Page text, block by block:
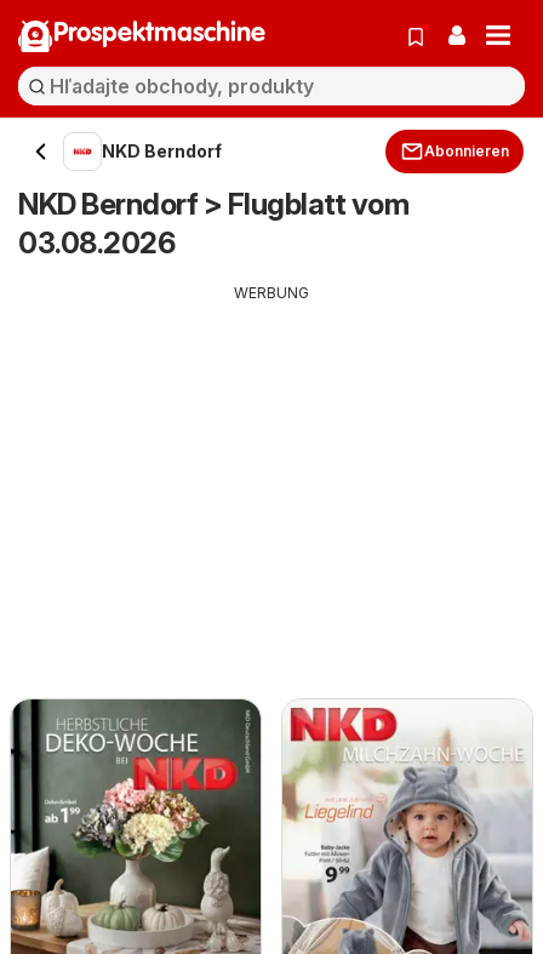
Prospektmaschine
NKD Berndorf Abonnieren
NKD Berndorf > Flugblatt vom
03.08.2026
WERBUNG